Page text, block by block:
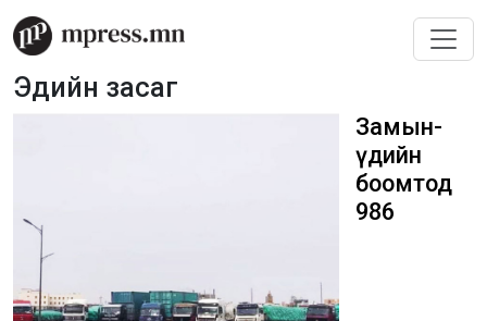
Эдийн засаг
Замын-
Үүдийн
боомтод
986